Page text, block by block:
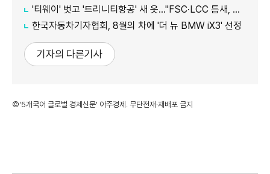
'티웨이' 벗고 '트리니티항공' 새 옷…"FSC·LCC 틈새, SSC 전략으로 공략"
한국자동차기자협회, 8월의 차에 '더 뉴 BMW iX3' 선정
기자의 다른기사
©'5개국어 글로벌 경제신문' 아주경제. 무단전재·재배포 금지